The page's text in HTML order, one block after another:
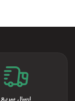
ارسال سریع